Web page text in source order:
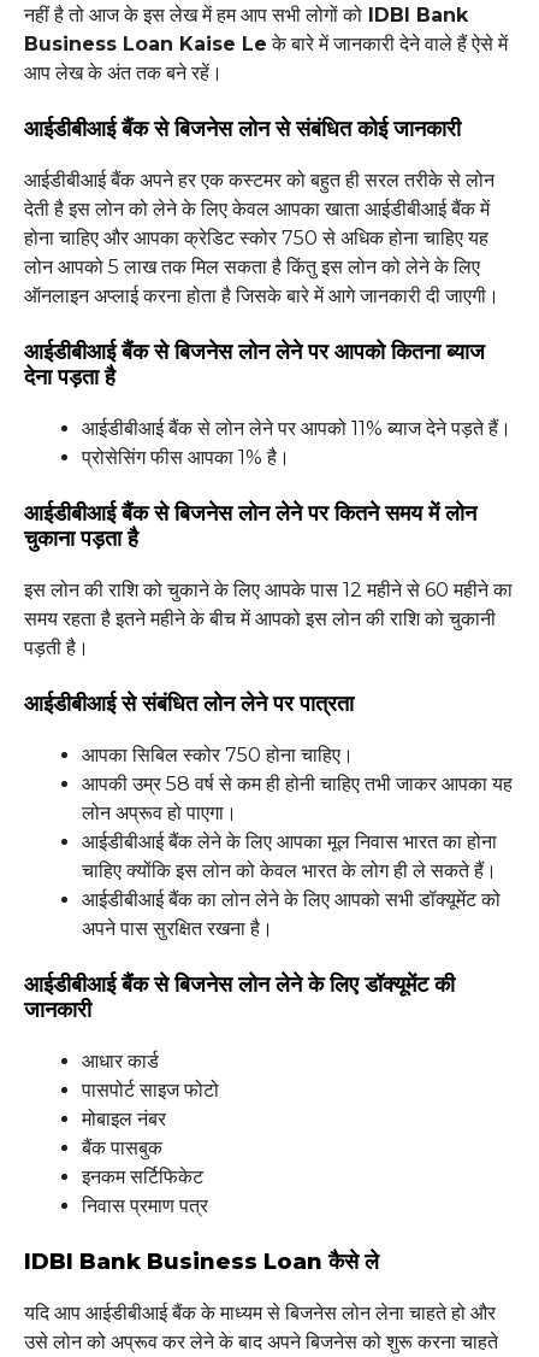
नहीं है तो आज के इस लेख में हम आप सभी लोगों को IDBI Bank
Business Loan Kaise Le के बारे में जानकारी देने वाले हैं ऐसे में
आप लेख के अंत तक बने रहें।
आईडीबीआई बैंक से बिजनेस लोन से संबंधित कोई जानकारी
आईडीबीआई बैंक अपने हर एक कस्टमर को बहुत ही सरल तरीके से लोन
देती है इस लोन को लेने के लिए केवल आपका खाता आईडीबीआई बैंक में
होना चाहिए और आपका क्रेडिट स्कोर 750 से अधिक होना चाहिए यह
लोन आपको 5 लाख तक मिल सकता है किंतु इस लोन को लेने के लिए
ऑनलाइन अप्लाई करना होता है जिसके बारे में आगे जानकारी दी जाएगी।
आईडीबीआई बैंक से बिजनेस लोन लेने पर आपको कितना ब्याज
देना पड़ता है
आईडीबीआई बैंक से लोन लेने पर आपको 11% ब्याज देने पड़ते हैं।
प्रोसेसिंग फीस आपका 1% है।
आईडीबीआई बैंक से बिजनेस लोन लेने पर कितने समय में लोन
चुकाना पड़ता है
इस लोन की राशि को चुकाने के लिए आपके पास 12 महीने से 60 महीने का
समय रहता है इतने महीने के बीच में आपको इस लोन की राशि को चुकानी
पड़ती है।
आईडीबीआई से संबंधित लोन लेने पर पात्रता
आपका सिबिल स्कोर 750 होना चाहिए।
आपकी उम्र 58 वर्ष से कम ही होनी चाहिए तभी जाकर आपका यह
लोन अप्रूव हो पाएगा।
आईडीबीआई बैंक लेने के लिए आपका मूल निवास भारत का होना
चाहिए क्योंकि इस लोन को केवल भारत के लोग ही ले सकते हैं।
आईडीबीआई बैंक का लोन लेने के लिए आपको सभी डॉक्यूमेंट को
अपने पास सुरक्षित रखना है।
आईडीबीआई बैंक से बिजनेस लोन लेने के लिए डॉक्यूमेंट की
जानकारी
आधार कार्ड
पासपोर्ट साइज फोटो
मोबाइल नंबर
बैंक पासबुक
इनकम सर्टिफिकेट
निवास प्रमाण पत्र
IDBI Bank Business Loan कैसे ले
यदि आप आईडीबीआई बैंक के माध्यम से बिजनेस लोन लेना चाहते हो और
उसे लोन को अप्रूव कर लेने के बाद अपने बिजनेस को शुरू करना चाहते